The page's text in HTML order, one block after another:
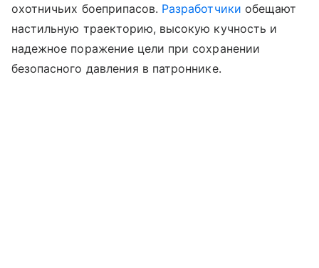
охотничьих боеприпасов. Разработчики обещают
настильную траекторию, высокую кучность и
надежное поражение цели при сохранении
безопасного давления в патроннике.